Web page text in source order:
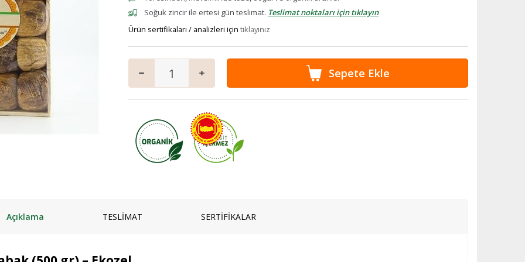
Keçi
Manda
Kaymaklı
Jersey Yoğurt
Yoğurt mayası
Salam
Granola
ve Kek Karışımları
Tatlı
Vegan Ürünler
Anne & Çocuk
İçecekler
Mezeler
Ana Yemekler
Zeytinyağlılar
ve Jeli
Soğuk zincir ile ertesi gün teslimat. Teslimat noktaları için tıklayın
Ürün sertifikaları / analizleri için tıklayınız
Açıklama TESLİMAT SERTİFİKALAR